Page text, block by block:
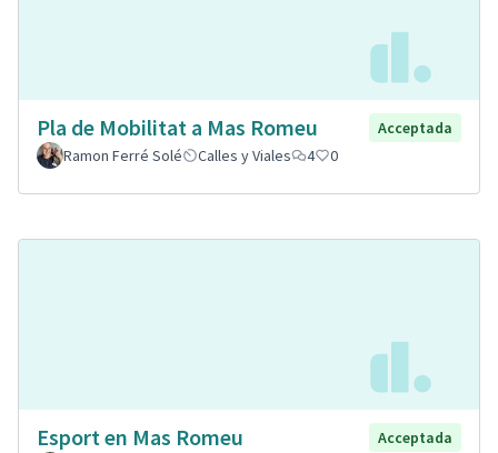
Pla de Mobilitat a Mas Romeu
Acceptada
Ramon Ferré Solé
Calles y Viales 4 0
Esport en Mas Romeu
Acceptada